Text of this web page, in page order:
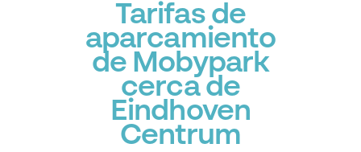
Tarifas de
aparcamiento
de Mobypark
cerca de
Eindhoven
Centrum